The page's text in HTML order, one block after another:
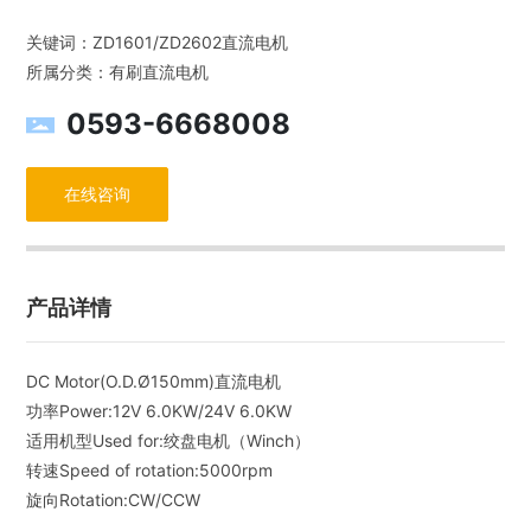
关键词：ZD1601/ZD2602直流电机
所属分类：有刷直流电机
0593-6668008
在线咨询
产品详情
DC Motor(O.D.Ø150mm)直流电机
功率Power:12V 6.0KW/24V 6.0KW
适用机型Used for:绞盘电机（Winch）
转速Speed of rotation:5000rpm
旋向Rotation:CW/CCW